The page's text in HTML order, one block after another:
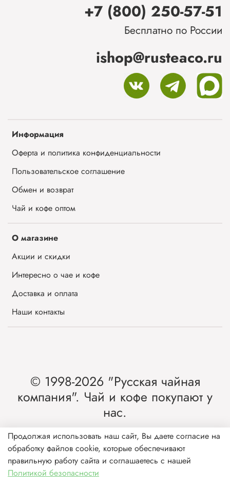
Информация
Оферта и политика конфиденциальности
Пользовательское соглашение
Обмен и возврат
Чай и кофе оптом
О магазине
Акции и скидки
Интересно о чае и кофе
Доставка и оплата
Наши контакты
+7 (800) 250-57-51
Бесплатно по России
ishop@rusteaco.ru
© 1998-2026 "Русская чайная
компания". Чай и кофе покупают у
нас.
Интернет-магазин чая и кофе от лидера
рынка России.
Продолжая использовать наш сайт, Вы даете согласие на
обработку файлов cookie, которые обеспечивают
правильную работу сайта и соглашаетесь с нашей
Политикой безопасности